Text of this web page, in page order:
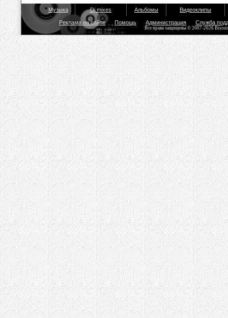
Музыка Dj mixes Альбомы Видеоклипы
Реклама на сайте Помощь Администрация Служба
Все права защищены © 2007-2026